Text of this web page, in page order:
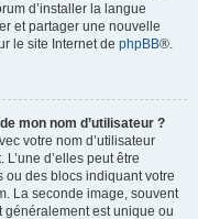
d’installer la langue
et partager une nouvelle
le site Internet de phpBB®.
mon nom d’utilisateur ?
votre nom d’utilisateur
d’elles peut être
ou des blocs indiquant votre
La seconde image, souvent
généralement est unique ou